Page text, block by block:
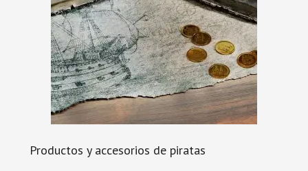
Productos y accesorios de piratas